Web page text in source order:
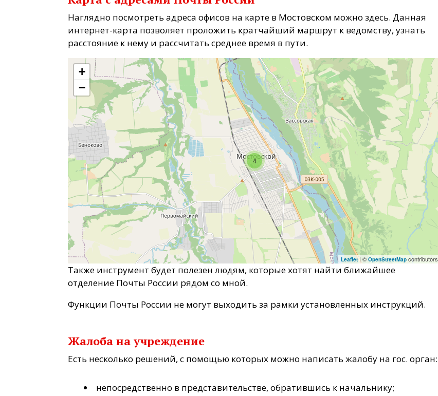
Наглядно посмотреть адреса офисов на карте в Мостовском можно здесь. Данная
интернет-карта позволяет проложить кратчайший маршрут к ведомству, узнать
расстояние к нему и рассчитать среднее время в пути.
4
+
−
Leaflet| © OpenStreetMap contributors
Также инструмент будет полезен людям, которые хотят найти ближайшее
отделение Почты России рядом со мной.
Функции Почты России не могут выходить за рамки установленных инструкций.
Жалоба на учреждение
Есть несколько решений, с помощью которых можно написать жалобу на гос. орган:
непосредственно в представительстве, обратившись к начальнику;